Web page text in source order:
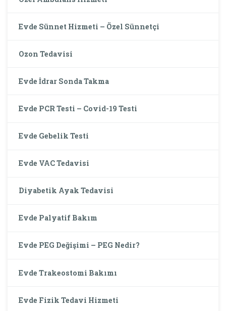
Evde Sünnet Hizmeti – Özel Sünnetçi
Ozon Tedavisi
Evde İdrar Sonda Takma
Evde PCR Testi – Covid-19 Testi
Evde Gebelik Testi
Evde VAC Tedavisi
Diyabetik Ayak Tedavisi
Evde Palyatif Bakım
Evde PEG Değişimi – PEG Nedir?
Evde Trakeostomi Bakımı
Evde Fizik Tedavi Hizmeti